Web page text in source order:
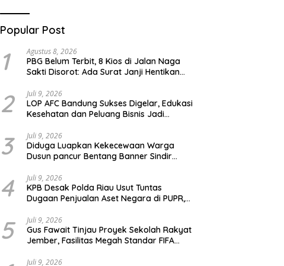
Popular Post
1 Agustus 8, 2026
PBG Belum Terbit, 8 Kios di Jalan Naga
Sakti Disorot: Ada Surat Janji Hentikan
2 Juli 9, 2026
LOP AFC Bandung Sukses Digelar, Edukasi
Kesehatan dan Peluang Bisnis Jadi
3 Juli 9, 2026
Diduga Luapkan Kekecewaan Warga
Dusun pancur Bentang Banner Sindir
4 Juli 9, 2026
KPB Desak Polda Riau Usut Tuntas
Dugaan Penjualan Aset Negara di PUPR,
5 Juli 9, 2026
Gus Fawait Tinjau Proyek Sekolah Rakyat
Jember, Fasilitas Megah Standar FIFA
Juli 9, 2026